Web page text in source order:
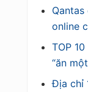
online
TOP
“ăn
Địa chỉ